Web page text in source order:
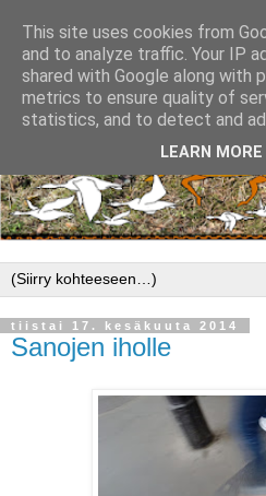
tiistai 17. kesäkuuta 2014
Sanojen iholle
This site uses cookies from
and to analyze traffic. Your IP
shared with Google along with
metrics to ensure quality of
statistics, and to detect and
LEARN MORE